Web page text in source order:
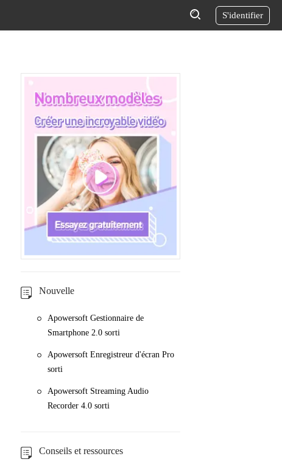
S'identifier
Nouvelle
Apowersoft Gestionnaire de
Smartphone 2.0 sorti
Apowersoft Enregistreur d'écran Pro
sorti
Apowersoft Streaming Audio
Recorder 4.0 sorti
Conseils et ressources